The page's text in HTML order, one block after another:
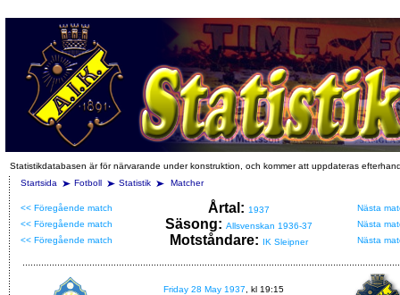
Statistikdatabasen är för närvarande under konstruktion, och kommer att uppdateras
Startsida
Fotboll Statistik Matcher
<< Föregående match Årtal: 1937
Nästa
<< Föregående match
Säsong: Allsvenskan 1936-37
Nästa
<< Föregående match
Motståndare: IK Sleipner Nästa
Friday 28 May 1937 , kl 19:15